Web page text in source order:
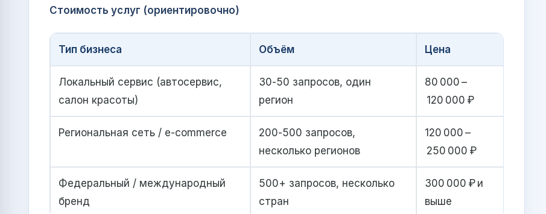
Стоимость услуг (ориентировочно)
Тип бизнеса Объём Цена
Локальный сервис (автосервис,
салон красоты)
30‑50 запросов, один
регион
80 000 –
120 000 ₽
Региональная сеть / e‑commerce
200‑500 запросов,
несколько регионов
120 000 –
250 000 ₽
Федеральный / международный
бренд
500+ запросов, несколько
стран
300 000 ₽ и
выше